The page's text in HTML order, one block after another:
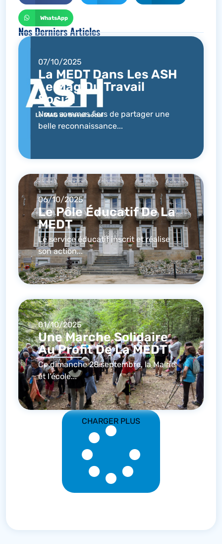
WhatsApp
Nos Derniers Articles
07/10/2025
La MEDT Dans Les ASH
Le Mag Du Travail
Social
Nous sommes fiers de partager une
belle reconnaissance...
06/10/2025
Le Pôle Éducatif De La
MEDT
Le service éducatif inscrit et réalise
son action...
01/10/2025
Une Marche Solidaire
Au Profit De La MEDT
Ce dimanche 28 septembre, la Mairie
et l’école...
CHARGER PLUS